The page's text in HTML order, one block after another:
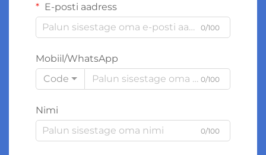
E-posti aadress
0/100
Mobiil/WhatsApp
Code
0/100
Nimi
0/100